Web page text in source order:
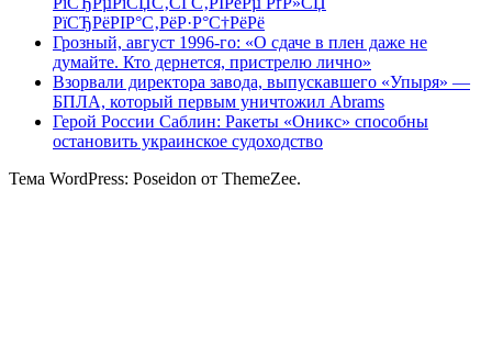
РїСЂРёРІР°С‚РёР·Р°С†РёРё
Грозный, август 1996-го: «О сдаче в плен даже не
думайте. Кто дернется, пристрелю лично»
Взорвали директора завода, выпускавшего «Упыря» —
БПЛА, который первым уничтожил Abrams
Герой России Саблин: Ракеты «Оникс» способны
остановить украинское судоходство
Тема WordPress: Poseidon от ThemeZee.